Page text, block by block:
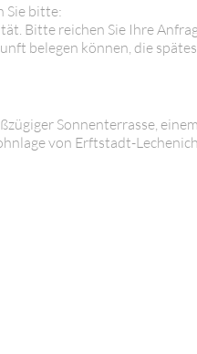
Sie bitte:
Bitte reichen Sie Ihre
belegen können, die
Sonnenterrasse,
von Erftstadt-